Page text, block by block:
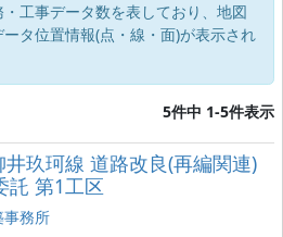
工事データ数を表しており、地図
タ位置情報(点・線・面)が表示され
5件中 1-5件表示
玖珂線 道路改良(再編関連)
託 第1工区
事務所